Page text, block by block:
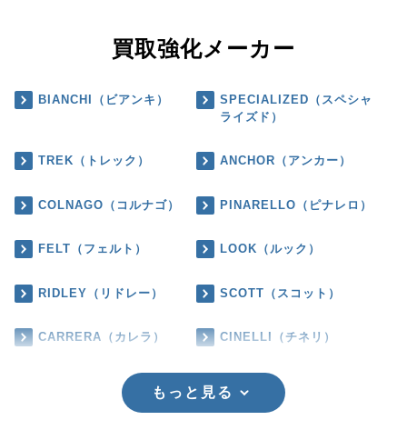
買取強化メーカー
BIANCHI（ビアンキ）
SPECIALIZED（スペシャ
ライズド）
TREK（トレック） ANCHOR（アンカー）
COLNAGO（コルナゴ） PINARELLO（ピナレロ）
FELT（フェルト） LOOK（ルック）
RIDLEY（リドレー） SCOTT（スコット）
CARRERA（カレラ） CINELLI（チネリ）
もっと見る